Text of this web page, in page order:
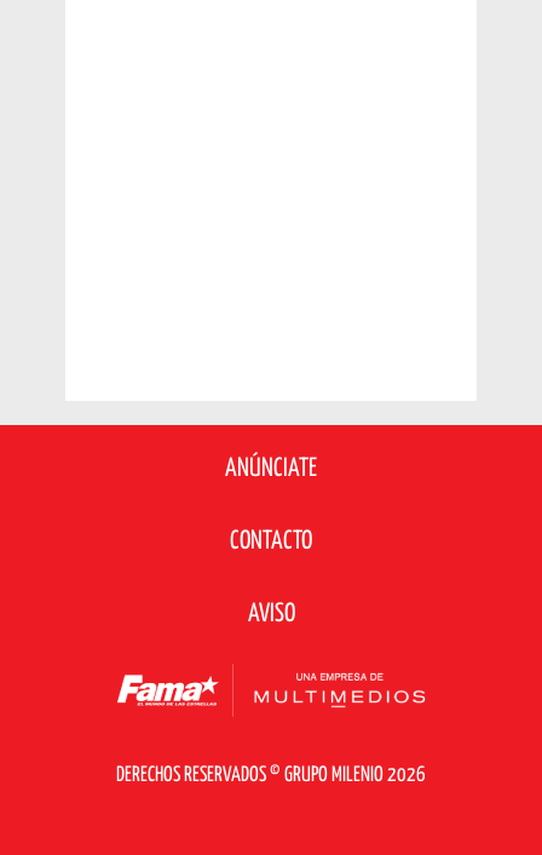
ANÚNCIATE
CONTACTO
AVISO
DERECHOS RESERVADOS © GRUPO MILENIO 2026